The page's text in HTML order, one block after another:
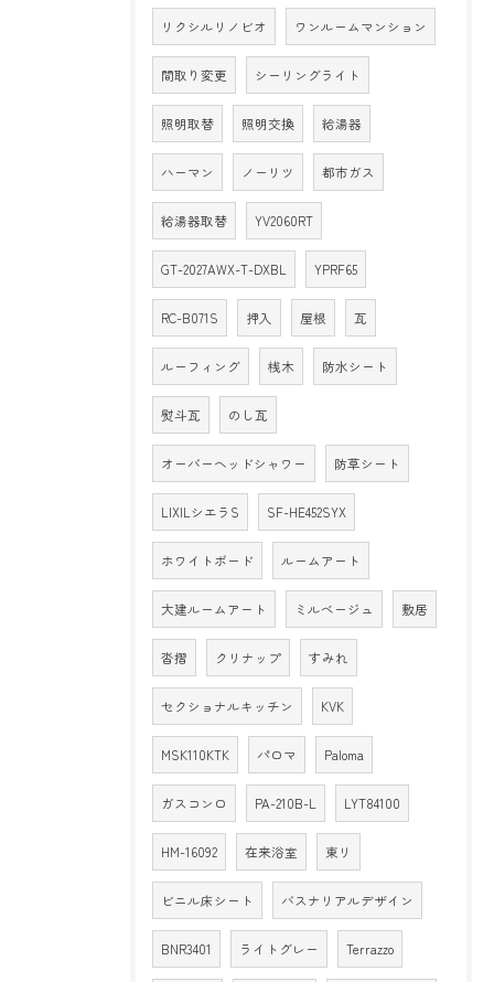
リクシルリノビオ ワンルームマンション
間取り変更 シーリングライト
照明取替 照明交換 給湯器
ハーマン ノーリツ 都市ガス
給湯器取替 YV2060RT
GT-2027AWX-T-DXBL YPRF65
RC-B071S 押入 屋根 瓦
ルーフィング 桟木 防水シート
熨斗瓦 のし瓦
オーバーヘッドシャワー 防草シート
LIXILシエラS SF-HE452SYX
ホワイトボード ルームアート
大建ルームアート ミルベージュ 敷居
沓摺 クリナップ すみれ
セクショナルキッチン KVK
MSK110KTK パロマ Paloma
ガスコンロ PA-210B-L LYT84100
HM-16092 在来浴室 東リ
ビニル床シート バスナリアルデザイン
BNR3401 ライトグレー Terrazzo